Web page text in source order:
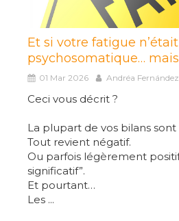
Et si votre fatigue
psychosomatique…
01 Mar 2026 Andréa Fernández
Ceci vous décrit ?
La plupart de vos bilans sont
Tout revient négatif.
Ou parfois légèrement
significatif”.
Et pourtant…
Les ...